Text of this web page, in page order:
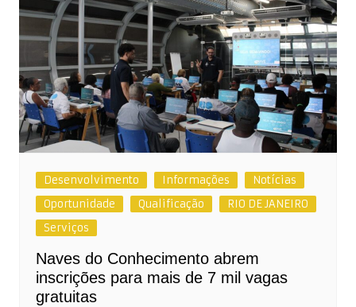
Desenvolvimento Informações
Notícias
Oportunidade
Qualificação
RIO DE JANEIRO
Serviços
Naves do Conhecimento abrem
inscrições para mais de 7 mil vagas
gratuitas